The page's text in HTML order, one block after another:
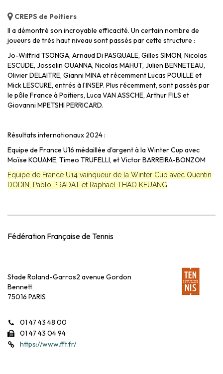
CREPS de Poitiers
Il a démontré son incroyable efficacité. Un certain nombre de
joueurs de très haut niveau sont passés par cette structure :
Jo-Wilfrid TSONGA, Arnaud Di PASQUALE, Gilles SIMON, Nicolas
ESCUDE, Josselin OUANNA, Nicolas MAHUT, Julien BENNETEAU,
Olivier DELAITRE, Gianni MINA et récemment Lucas POUILLE et
Mick LESCURE, entrés à l’INSEP. Plus récemment, sont passés par
le pôle France à Poitiers, Luca VAN ASSCHE, Arthur FILS et
Giovanni MPETSHI PERRICARD.
Résultats internationaux 2024 :
Equipe de France U16 médaillée d'argent à la Winter Cup avec
Moïse KOUAME, Timeo TRUFELLI, et Victor BARREIRA-BONZOM
Equipe de France U14 vainqueur de la Winter Cup avec Quentin
DODIN, Pablo PRADAT et Raphaël THAO KEUANG
Fédération Française de Tennis
Stade Roland-Garros2 avenue Gordon
Bennett
75016 PARIS
01 47 43 48 00
01 47 43 04 94
https://www.fft.fr/